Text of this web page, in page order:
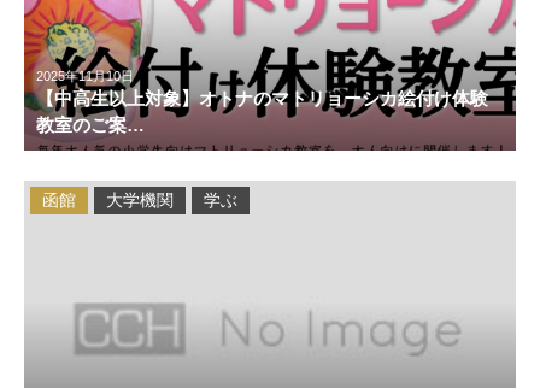
2025年11月10日
【中高生以上対象】オトナのマトリョーシカ絵付け体験
教室のご案…
函館 大学機関 学ぶ